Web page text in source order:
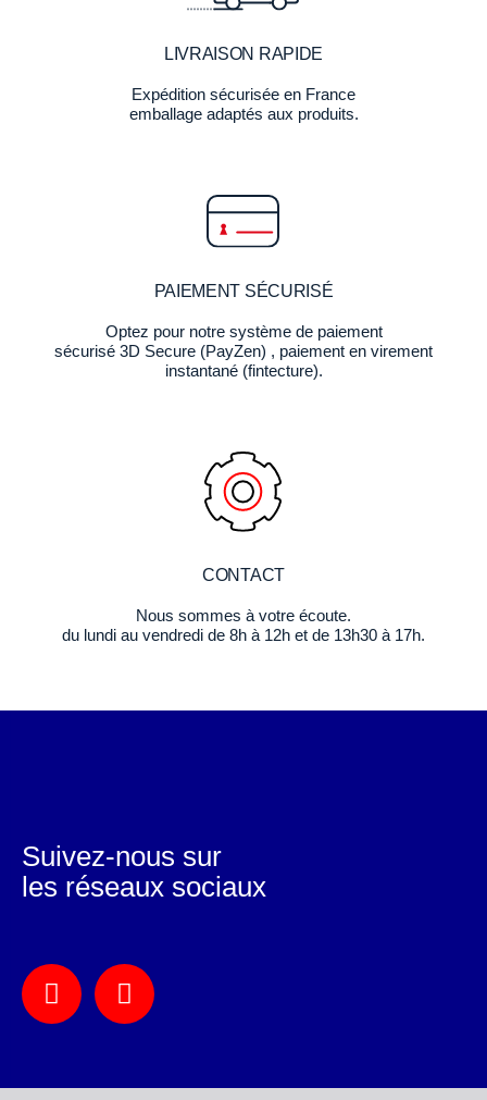
LIVRAISON RAPIDE
Expédition sécurisée en France
emballage adaptés aux produits.
PAIEMENT SÉCURISÉ
Optez pour notre système de paiement
sécurisé 3D Secure (PayZen) , paiement en virement
instantané (fintecture).
CONTACT
Nous sommes à votre écoute.
du lundi au vendredi de 8h à 12h et de 13h30 à 17h.
Suivez-nous sur
les réseaux sociaux